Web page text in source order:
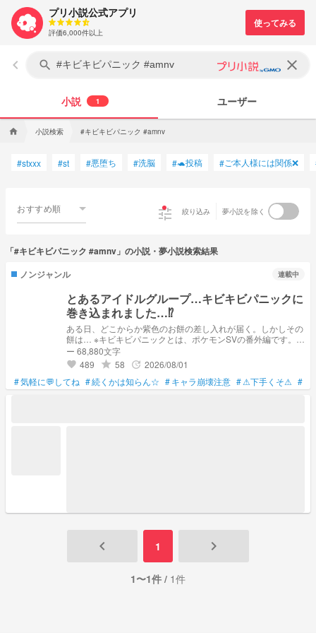
プリ小説公式アプリ
評価6,000件以上
keyboard_arrow_left search clear
小説 1 ユーザー
home 小説検索 #キビキビパニック #amnv
#stxxx #st #悪堕ち #洗脳 #🐢投稿 #ご本人様には関係❌
おすすめ順 tune 絞り込み 夢小説を除く
「#キビキビパニック #amnv」の小説・夢小説検索結果
ノンジャンル
連載中
とあるアイドルグループ…キビキビパニックに
巻き込まれました…⁉︎
ある日、どこからか紫色のお餅の差し入れが届く。しかしその
餅は… ※キビキビパニックとは、ポケモンSVの番外編です。詳
しくは調べてみてくださいな ※⬜️⚔️さん、snxt・trxpの皆さん
は作者の都合（知識不足）により出すことができません。 ※
🟪🍓さんでます。 土日に1話ずつ投稿しています。ご了承く
ださい。 現在お休み中です。
ー 68,880文字
favorite 489 grade 58 update 2026/08/01
#気軽に💬してね #続くかは知らん☆ #キャラ崩壊注意 #⚠下手くそ⚠ #
keyboard_arrow_left 1 keyboard_arrow_right
1〜1件 / 1件